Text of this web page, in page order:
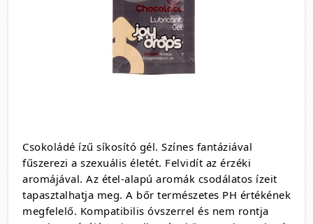
Csokoládé ízű síkosító gél. Színes fantáziával
fűszerezi a szexuális életét. Felvidít az érzéki
aromájával. Az étel-alapú aromák csodálatos ízeit
tapasztalhatja meg. A bőr természetes PH értékének
megfelelő. Kompatibilis óvszerrel és nem rontja